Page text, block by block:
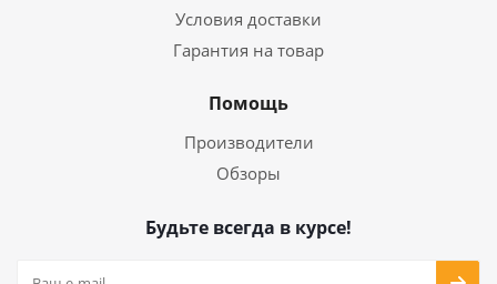
Условия доставки
Гарантия на товар
Помощь
Производители
Обзоры
Будьте всегда в курсе!